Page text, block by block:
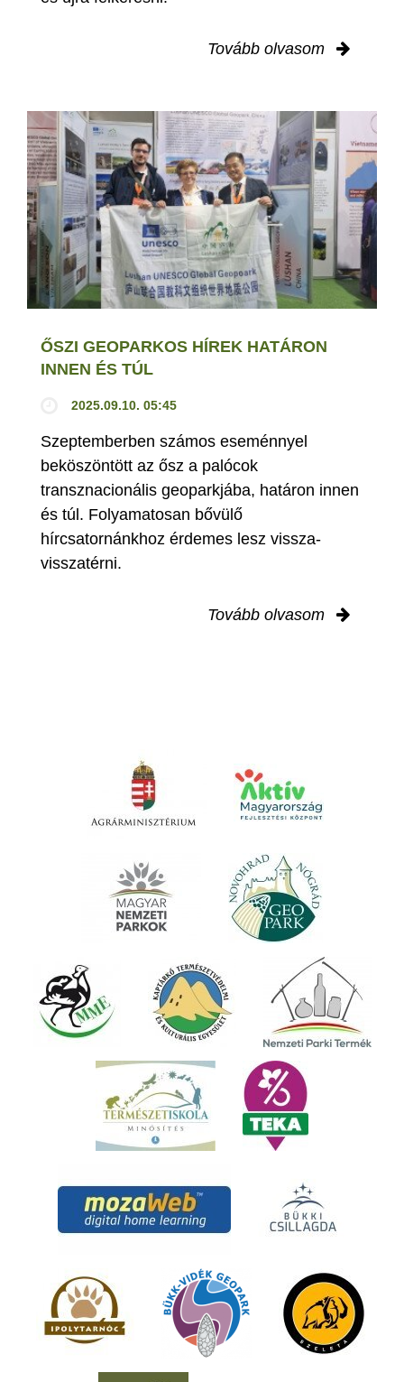
Tovább olvasom
ŐSZI GEOPARKOS HÍREK HATÁRON
INNEN ÉS TÚL
2025.09.10. 05:45
Szeptemberben számos eseménnyel
beköszöntött az ősz a palócok
transznacionális geoparkjába, határon innen
és túl. Folyamatosan bővülő
hírcsatornánkhoz érdemes lesz vissza-
visszatérni.
Tovább olvasom